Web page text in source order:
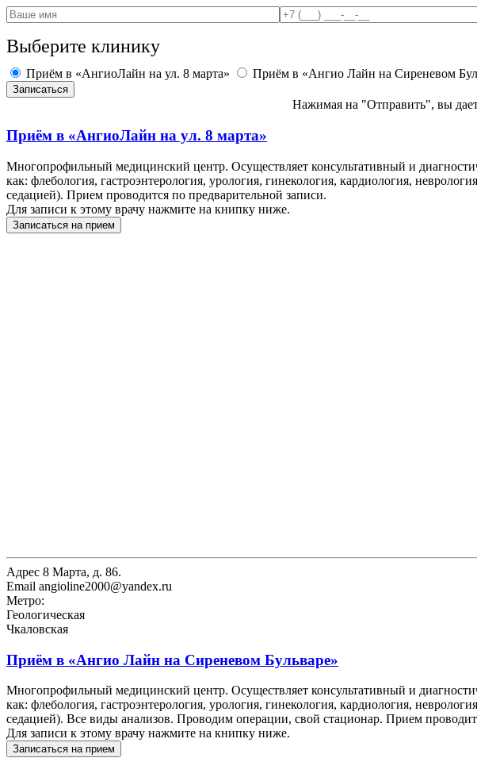
Выберите клинику
Приём в «АнгиоЛайн на ул. 8 марта» Приём в «Ангио Лайн на Сиреневом
Нажимая на "Отправить", вы
Приём в «АнгиоЛайн на ул. 8 марта»
Многопрофильный медицинский центр. Осуществляет консультативный и
как: флебология, гастроэнтерология, урология, гинекология, кардиология,
седацией). Прием проводится по предварительной записи.
Для записи к этому врачу нажмите на книпку ниже.
Записаться на прием
Адрес 8 Марта, д. 86.
Email angioline2000@yandex.ru
Метро:
Геологическая
Чкаловская
Приём в «Ангио Лайн на Сиреневом Бульваре»
Многопрофильный медицинский центр. Осуществляет консультативный и
как: флебология, гастроэнтерология, урология, гинекология, кардиология,
седацией). Все виды анализов. Проводим операции, свой стационар. Прием
Для записи к этому врачу нажмите на книпку ниже.
Записаться на прием